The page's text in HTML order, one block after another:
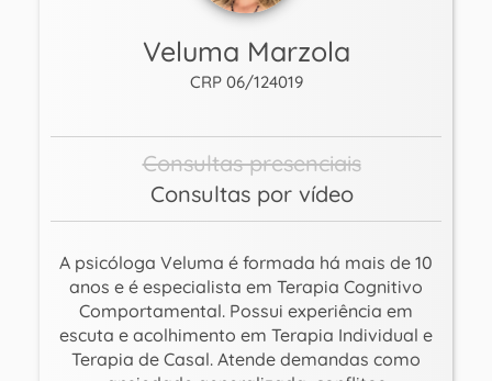
Veluma Marzola
CRP 06/124019
Consultas presenciais
Consultas por vídeo
A psicóloga Veluma é formada há mais de 10
anos e é especialista em Terapia Cognitivo
Comportamental. Possui experiência em
escuta e acolhimento em Terapia Individual e
Terapia de Casal. Atende demandas como